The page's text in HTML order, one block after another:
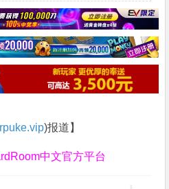
)报道】
中文官方平台